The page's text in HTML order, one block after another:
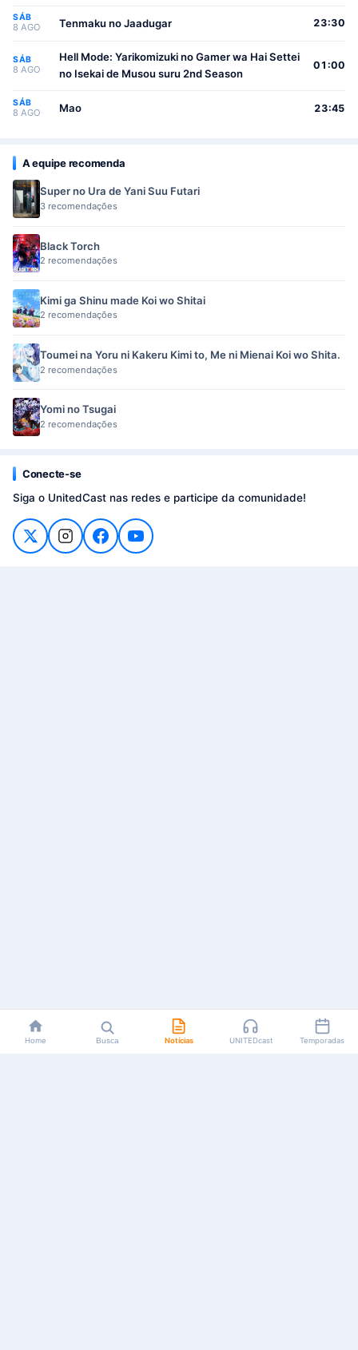
SÁB
8 AGO Tenmaku no Jaadugar 23:30
SÁB
8 AGO
Hell Mode: Yarikomizuki no Gamer wa Hai Settei
no Isekai de Musou suru 2nd Season
01:00
SÁB
8 AGO Mao 23:45
A equipe recomenda
Super no Ura de Yani Suu Futari
3 recomendações
Black Torch
2 recomendações
Kimi ga Shinu made Koi wo Shitai
2 recomendações
Toumei na Yoru ni Kakeru Kimi to, Me ni Mienai Koi wo Shita.
2 recomendações
Yomi no Tsugai
2 recomendações
Conecte-se
Siga o UnitedCast nas redes e participe da comunidade!
Home Busca Notícias UNITEDcast Temporadas